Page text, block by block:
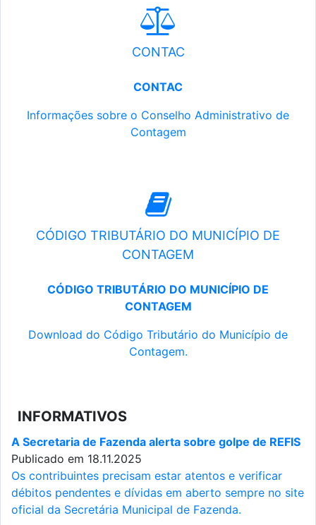
CONTAC
CONTAC
Informações sobre o Conselho Administrativo de
Contagem
CÓDIGO TRIBUTÁRIO DO MUNICÍPIO DE
CONTAGEM
CÓDIGO TRIBUTÁRIO DO MUNICÍPIO DE
CONTAGEM
Download do Código Tributário do Município de
Contagem.
INFORMATIVOS
A Secretaria de Fazenda alerta sobre golpe de REFIS
Publicado em 18.11.2025
Os contribuintes precisam estar atentos e verificar
débitos pendentes e dívidas em aberto sempre no site
oficial da Secretária Municipal de Fazenda.